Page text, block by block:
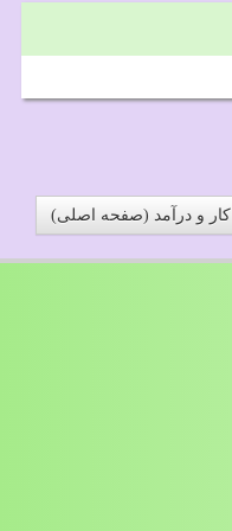
کار و درآمد (صفحه اصلی)